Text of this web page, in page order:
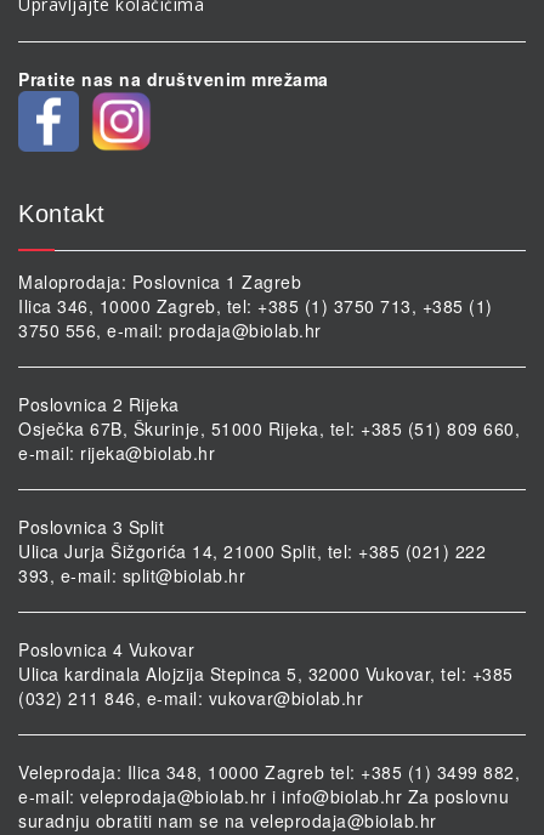
Pratite nas na društvenim mrežama
Kontakt
Maloprodaja: Poslovnica 1 Zagreb
Ilica 346, 10000 Zagreb, tel: +385 (1) 3750 713, +385 (1)
3750 556, e-mail: prodaja@biolab.hr
Poslovnica 2 Rijeka
Osječka 67B, Škurinje, 51000 Rijeka, tel: +385 (51) 809 660,
e-mail: rijeka@biolab.hr
Poslovnica 3 Split
Ulica Jurja Šižgorića 14, 21000 Split, tel: +385 (021) 222
393, e-mail: split@biolab.hr
Poslovnica 4 Vukovar
Ulica kardinala Alojzija Stepinca 5, 32000 Vukovar, tel: +385
(032) 211 846, e-mail: vukovar@biolab.hr
Veleprodaja: Ilica 348, 10000 Zagreb tel: +385 (1) 3499 882,
e-mail: veleprodaja@biolab.hr i info@biolab.hr Za poslovnu
suradnju obratiti nam se na veleprodaja@biolab.hr